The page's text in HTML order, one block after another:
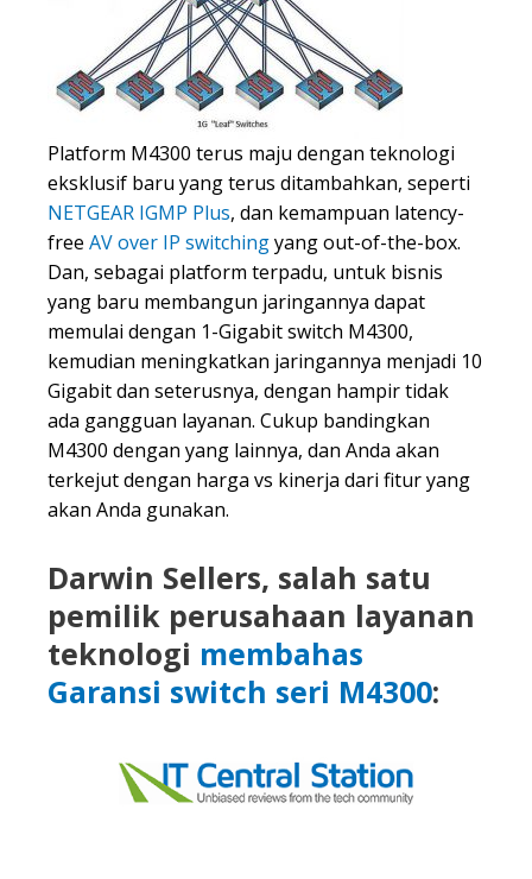
Platform M4300 terus maju dengan teknologi
eksklusif baru yang terus ditambahkan, seperti
NETGEAR IGMP Plus, dan kemampuan latency-
free AV over IP switchingyang out-of-the-box.
Dan, sebagai platform terpadu, untuk bisnis
yang baru membangun jaringannya dapat
memulai dengan 1-Gigabit switch M4300,
kemudian meningkatkan jaringannya menjadi 10
Gigabit dan seterusnya, dengan hampir tidak
ada gangguan layanan. Cukup bandingkan
M4300 dengan yang lainnya, dan Anda akan
terkejut dengan harga vs kinerja dari fitur yang
akan Anda gunakan.
Darwin Sellers, salah satu
pemilik perusahaan layanan
teknologi membahas
Garansi switch seri M4300: